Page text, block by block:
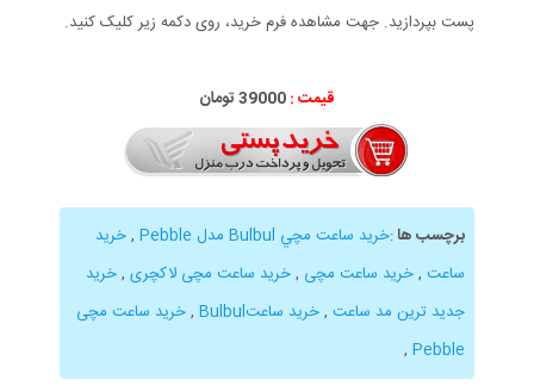
پست بپردازید. جهت مشاهده فرم خرید، روی دکمه زیر کلیک کنید.
قیمت :39000 تومان
برچسب ها:خرید ساعت مچي Bulbul مدل Pebble ,خرید
ساعت ,خرید ساعت مچی ,خرید ساعت مچی لاکچری ,خرید
جدید ترین مد ساعت ,خرید ساعتBulbul ,خرید ساعت مچی
Pebble
,